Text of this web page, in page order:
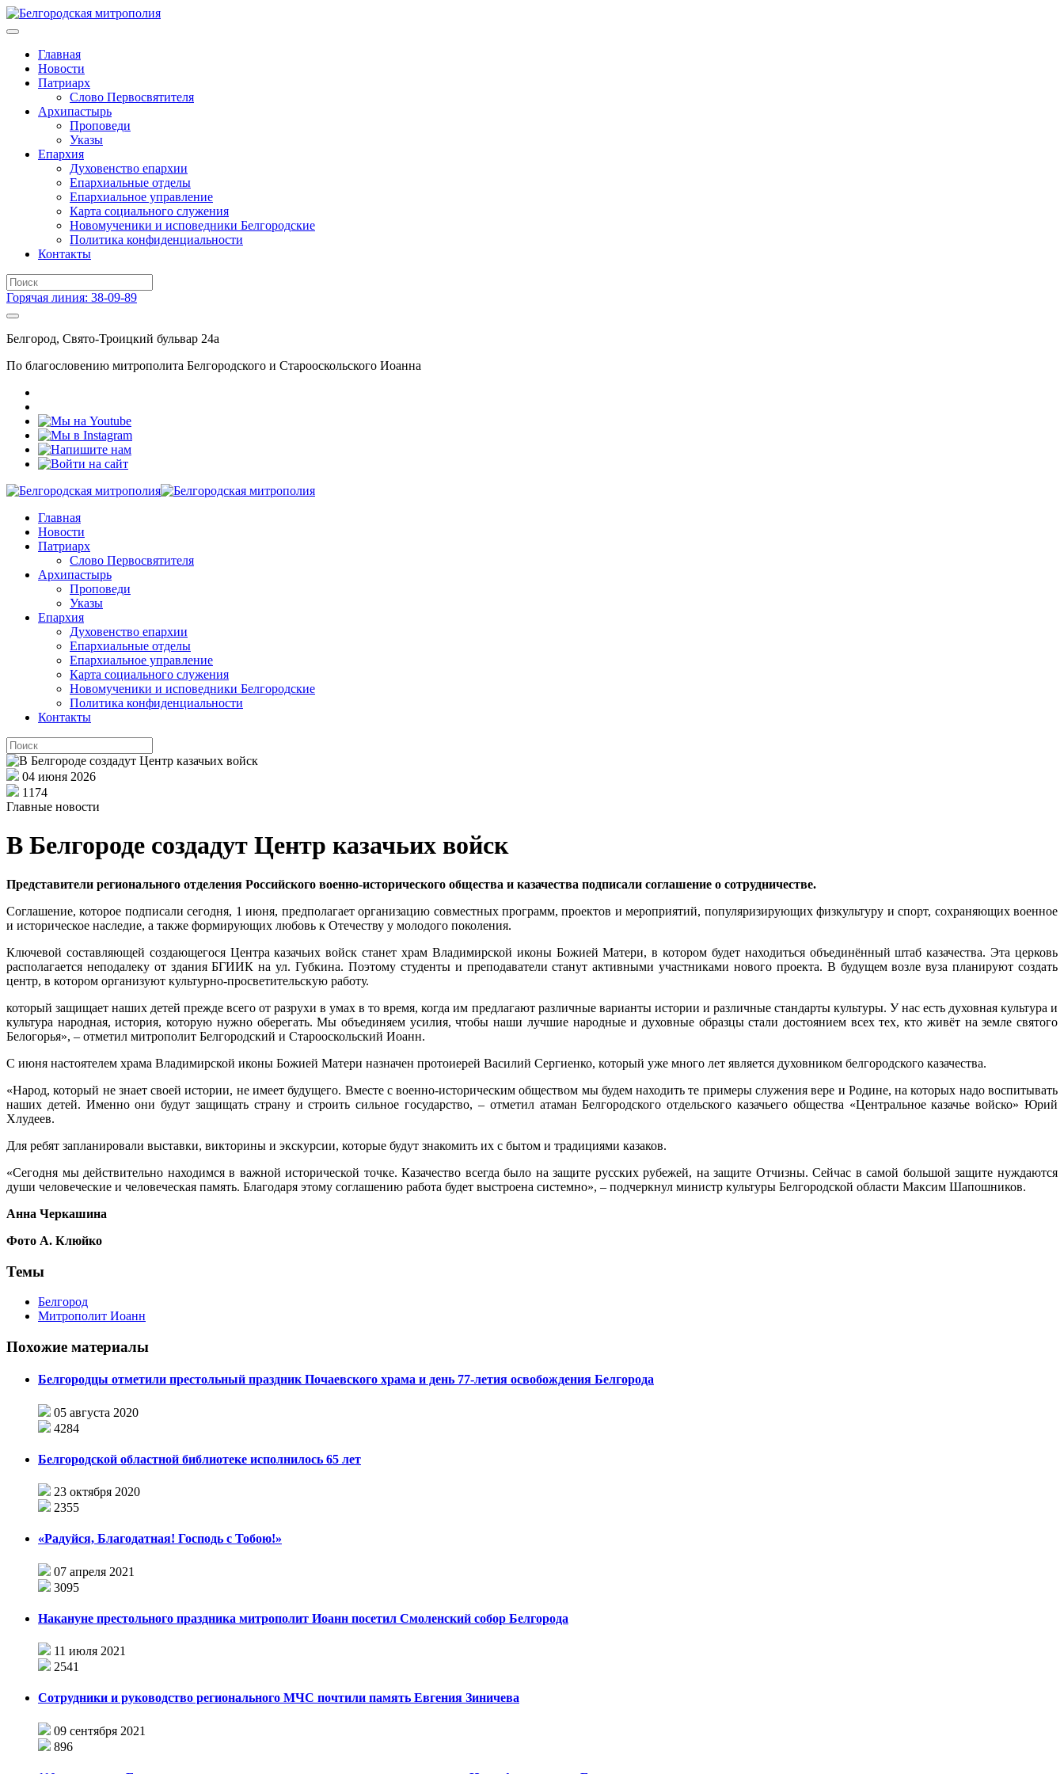
Главная
Новости
Патриарх
Слово Первосвятителя
Архипастырь
Проповеди
Указы
Епархия
Духовенство епархии
Епархиальные отделы
Епархиальное управление
Карта социального служения
Новомученики и исповедники Белгородские
Политика конфиденциальности
Контакты
Горячая линия: 38-09-89
Белгород, Свято-Троицкий бульвар 24а
По благословению митрополита Белгородского и Старооскольского Иоанна
Главная
Новости
Патриарх
Слово Первосвятителя
Архипастырь
Проповеди
Указы
Епархия
Духовенство епархии
Епархиальные отделы
Епархиальное управление
Карта социального служения
Новомученики и исповедники Белгородские
Политика конфиденциальности
Контакты
04 июня 2026
1174
Главные новости
В Белгороде создадут Центр казачьих войск
Представители регионального отделения Российского военно-исторического общества и казачества подписали соглашение о сотрудничестве.
Соглашение, которое подписали сегодня, 1 июня, предполагает организацию совместных программ, проектов и мероприятий, популяризирующих физкультуру и спорт, сохраняющих военное
и историческое наследие, а также формирующих любовь к Отечеству у молодого поколения.
Ключевой составляющей создающегося Центра казачьих войск станет храм Владимирской иконы Божией Матери, в котором будет находиться объединённый штаб казачества. Эта церковь
располагается неподалеку от здания БГИИК на ул. Губкина. Поэтому студенты и преподаватели станут активными участниками нового проекта. В будущем возле вуза планируют создать
центр, в котором организуют культурно-просветительскую работу.
который защищает наших детей прежде всего от разрухи в умах в то время, когда им предлагают различные варианты истории и различные стандарты культуры. У нас есть духовная культура и
культура народная, история, которую нужно оберегать. Мы объединяем усилия, чтобы наши лучшие народные и духовные образцы стали достоянием всех тех, кто живёт на земле святого
Белогорья», – отметил митрополит Белгородский и Старооскольский Иоанн.
С июня настоятелем храма Владимирской иконы Божией Матери назначен протоиерей Василий Сергиенко, который уже много лет является духовником белгородского казачества.
«Народ, который не знает своей истории, не имеет будущего. Вместе с военно-историческим обществом мы будем находить те примеры служения вере и Родине, на которых надо воспитывать
наших детей. Именно они будут защищать страну и строить сильное государство, – отметил атаман Белгородского отдельского казачьего общества «Центральное казачье войско» Юрий
Хлудеев.
Для ребят запланировали выставки, викторины и экскурсии, которые будут знакомить их с бытом и традициями казаков.
«Сегодня мы действительно находимся в важной исторической точке. Казачество всегда было на защите русских рубежей, на защите Отчизны. Сейчас в самой большой защите нуждаются
души человеческие и человеческая память. Благодаря этому соглашению работа будет выстроена системно», – подчеркнул министр культуры Белгородской области Максим Шапошников.
Анна Черкашина
Фото А. Клюйко
Темы
Белгород
Митрополит Иоанн
Похожие материалы
Белгородцы отметили престольный праздник Почаевского храма и день 77-летия освобождения Белгорода
05 августа 2020
4284
Белгородской областной библиотеке исполнилось 65 лет
23 октября 2020
2355
«Радуйся, Благодатная! Господь с Тобою!»
07 апреля 2021
3095
Накануне престольного праздника митрополит Иоанн посетил Смоленский собор Белгорода
11 июля 2021
2541
Сотрудники и руководство регионального МЧС почтили память Евгения Зиничева
09 сентября 2021
896